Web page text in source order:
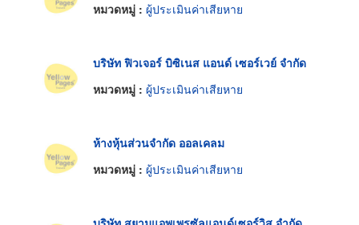
หมวดหมู่ : ผู้ประเมินค่าเสียหาย
บริษัท ฟิวเจอร์ บิซิเนส แอนด์ เซอร์เวย์ จำกัด
หมวดหมู่ : ผู้ประเมินค่าเสียหาย
ห้างหุ้นส่วนจำกัด ออลเคลม
หมวดหมู่ : ผู้ประเมินค่าเสียหาย